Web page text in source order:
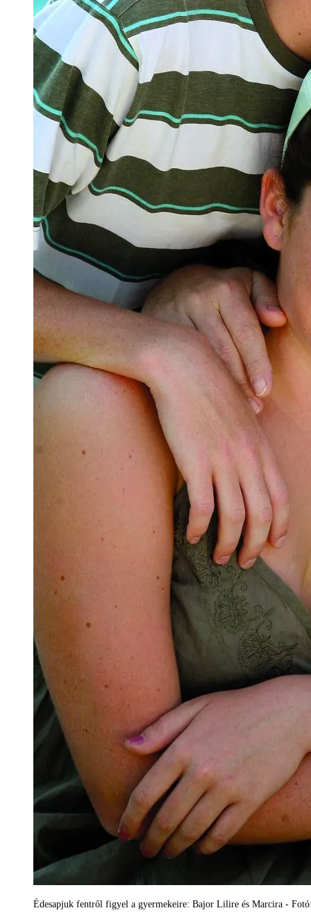
Édesapjuk fentről figyel a gyermekeire: Bajor Lilire és Marcira -